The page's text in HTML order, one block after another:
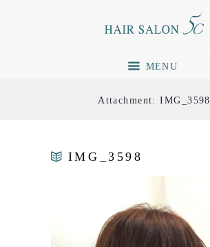
MENU
Attachment: IMG_3598
IMG_3598